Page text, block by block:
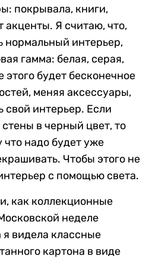
покрывала, книги,
акценты. Я считаю, что,
нормальный интерьер,
гамма: белая, серая,
будет бесконечное
меняя аксессуары,
свой интерьер. Если
в черный цвет, то
надо будет уже
Чтобы этого не
с помощью света.
как коллекционные
неделе
видела классные
картона в виде